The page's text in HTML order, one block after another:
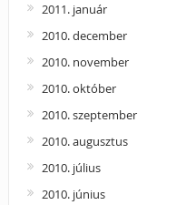
2011. január
2010. december
2010. november
2010. október
2010. szeptember
2010. augusztus
2010. július
2010. június